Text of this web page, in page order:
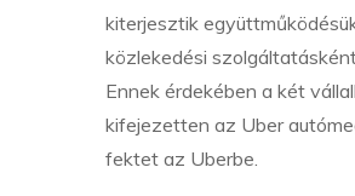
kiterjesztik
közlekedési
Ennek érdekében a két
kifejezetten az Uber
fektet az Uberbe.